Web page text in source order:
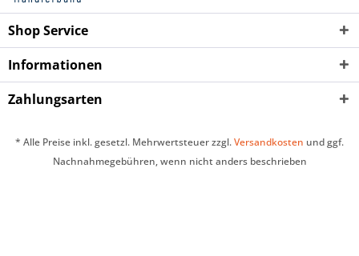
Shop Service
Informationen
Zahlungsarten
* Alle Preise inkl. gesetzl. Mehrwertsteuer zzgl.Versandkosten und ggf.
Nachnahmegebühren, wenn nicht anders beschrieben